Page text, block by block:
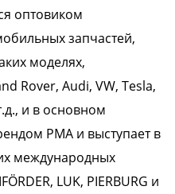
оптовиком
запчастей,
моделях,
Rover, Audi, VW, Tesla,
и в основном
PMA и выступает в
международных
LUK, PIERBURG и